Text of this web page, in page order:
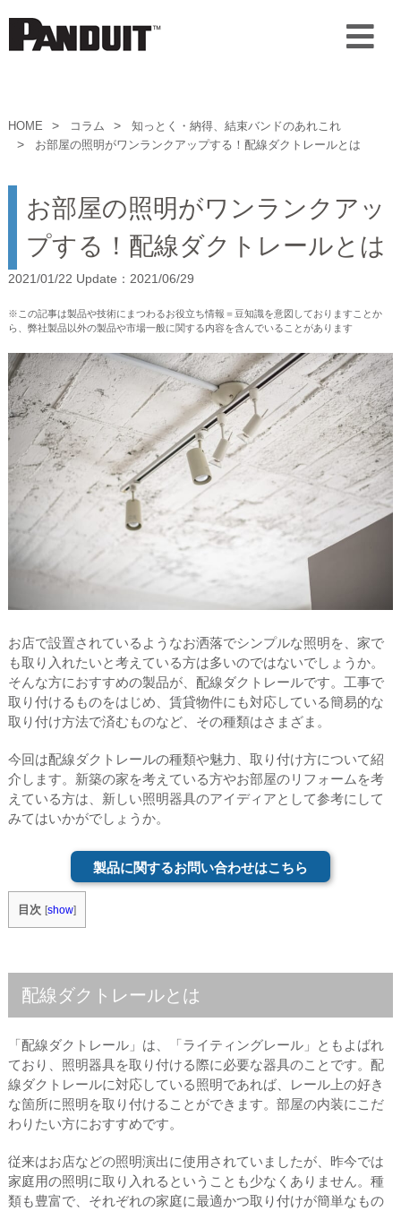
HOME コラム
知っとく・納得、結束バンドのあれこれ
お部屋の照明がワンランクアップする！配線ダクトレールとは
お部屋の照明がワンランクアッ
プする！配線ダクトレールとは
2021/01/22 Update：2021/06/29
※この記事は製品や技術にまつわるお役立ち情報＝豆知識を意図しておりますことか
ら、弊社製品以外の製品や市場一般に関する内容を含んでいることがあります
お店で設置されているようなお洒落でシンプルな照明を、家で
も取り入れたいと考えている方は多いのではないでしょうか。
そんな方におすすめの製品が、配線ダクトレールです。工事で
取り付けるものをはじめ、賃貸物件にも対応している簡易的な
取り付け方法で済むものなど、その種類はさまざま。
今回は配線ダクトレールの種類や魅力、取り付け方について紹
介します。新築の家を考えている方やお部屋のリフォームを考
えている方は、新しい照明器具のアイディアとして参考にして
みてはいかがでしょうか。
製品に関するお問い合わせはこちら
目次 [show]
配線ダクトレールとは
「配線ダクトレール」は、「ライティングレール」ともよばれ
ており、照明器具を取り付ける際に必要な器具のことです。配
線ダクトレールに対応している照明であれば、レール上の好き
な箇所に照明を取り付けることができます。部屋の内装にこだ
わりたい方におすすめです。
従来はお店などの照明演出に使用されていましたが、昨今では
家庭用の照明に取り入れるということも少なくありません。種
類も豊富で、それぞれの家庭に最適かつ取り付けが簡単なもの